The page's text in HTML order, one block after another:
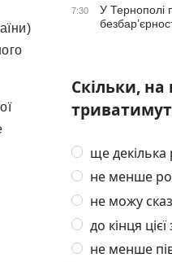
7:30
У Тернополі
Скільки,
ще декілька
не менше
не можу
до кінця
не менше